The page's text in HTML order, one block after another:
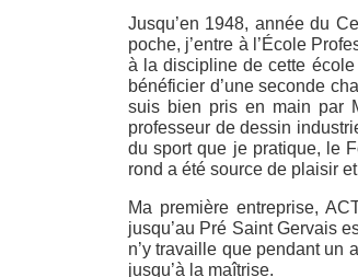
Jusqu’en 1948, année du
poche, j’entre à l’École
à la discipline de cette
bénéficier d’une seconde
suis bien pris en main par
professeur de dessin
du sport que je pratique, le
rond a été source de plaisir
Ma première entreprise,
jusqu’au Pré Saint Gervais
n’y travaille que pendant un
jusqu’à la maîtrise.